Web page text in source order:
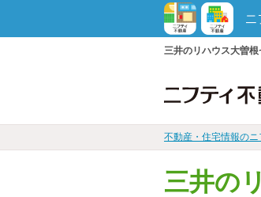
三井のリハウス大曽
不動産・住宅情報の
三井の